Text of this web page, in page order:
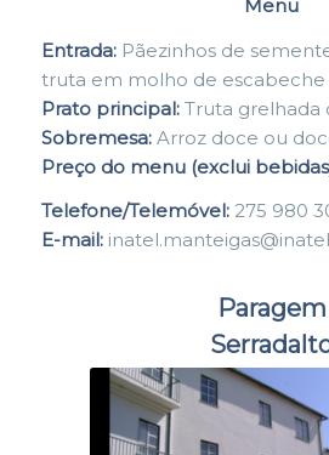
Menu
Entrada: Pãezinhos de
truta em molho de escabeche
Prato principal: Truta
Sobremesa: Arroz doce ou
Preço do menu (exclui
Telefone/Telemóvel:275 980
E-mail:
Paragem